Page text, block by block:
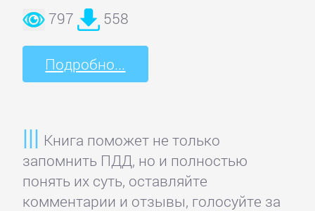
797 558
Подробно...
Книга поможет не только
запомнить ПДД, но и полностью
понять их суть, оставляйте
комментарии и отзывы, голосуйте за
Делопроизводство
Зарубежная
Корпоративная
культура